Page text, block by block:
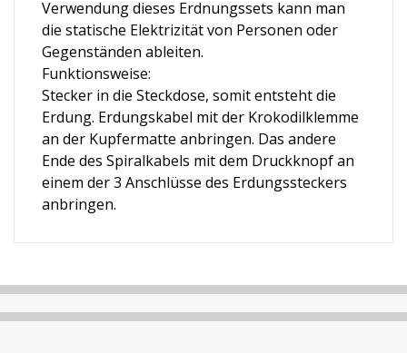
Verwendung dieses Erdnungssets kann man
die statische Elektrizität von Personen oder
Gegenständen ableiten.
Funktionsweise:
Stecker in die Steckdose, somit entsteht die
Erdung. Erdungskabel mit der Krokodilklemme
an der Kupfermatte anbringen. Das andere
Ende des Spiralkabels mit dem Druckknopf an
einem der 3 Anschlüsse des Erdungssteckers
anbringen.